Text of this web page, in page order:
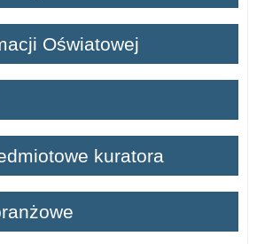
Oświatowej
kuratora